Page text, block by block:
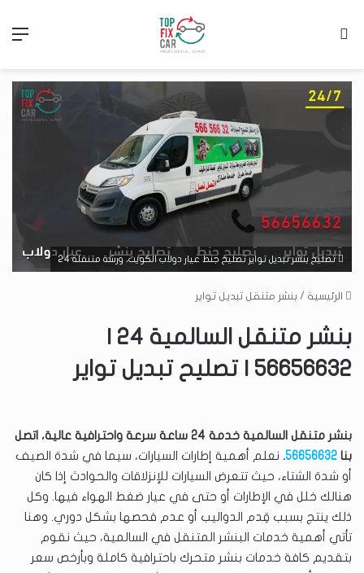
تصليح بنشر تبديل تواير تصليح جنط عيار دولاب الكويت، ورشة متنقلة 24
الرئيسية / بنشر متنقل تبديل تواير
بنشر متنقل السالمية 24 |
56656632 | تصليح تبديل تواير
بنشر متنقل السالمية خدمة 24 ساعة سرعة واحترافية عالية، اتصل
بنا 56656632
. نعلم أهمية إطارات السيارات، سيما في شدة الصيف
أو شدة الشتاء، حيث تتعرض السيارات للإنزلاقات والحوادث إذا كان
هنالك خلل في الإطارات أو حتى في عيار ضغط الهواء فيها. وكل
ذلك ينتج بسبب قِدم الدواليب أو عدم فحصها بشكل دوري. وهنا
تأتي أهمية خدمات البنشر المتنقل في السالمية، حيث نقوم
بتقديم كافة خدمات بنشر متحرك باحترافية كاملة وبأرخص سعر